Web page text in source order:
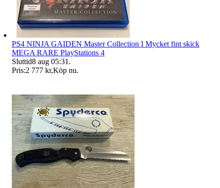
PS4 NINJA GAIDEN Master Collection I Mycket fint skick
MEGA RARE PlayStations 4
Sluttid8 aug 05:31 .
Pris:2 777 kr,Köp nu.